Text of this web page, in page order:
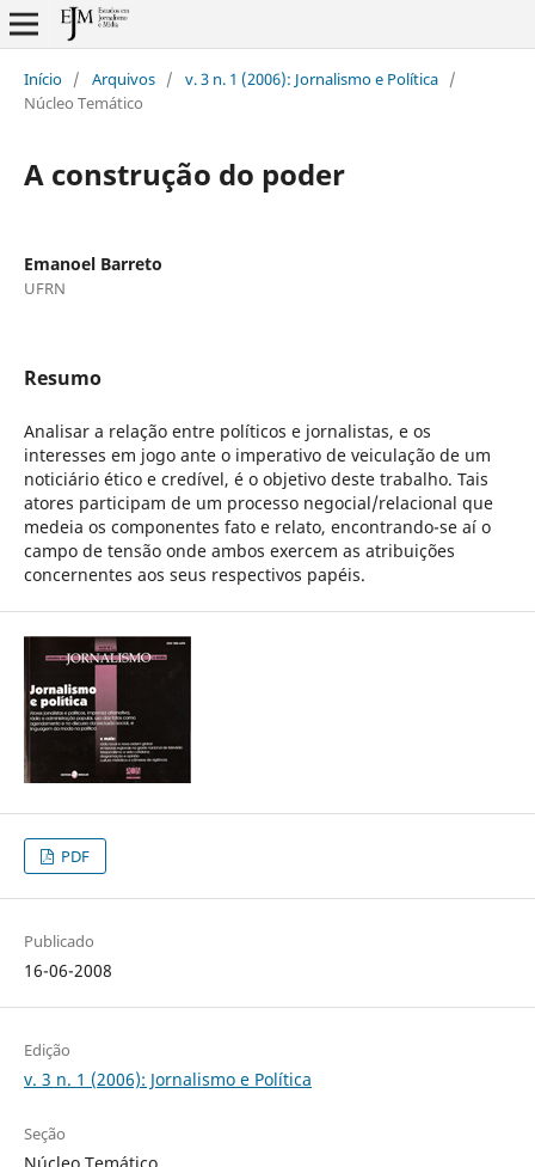
Início / Arquivos / v. 3 n. 1 (2006): Jornalismo e Política /
Núcleo Temático
A construção do poder
Emanoel Barreto
UFRN
Resumo
Analisar a relação entre políticos e jornalistas, e os
interesses em jogo ante o imperativo de veiculação de um
noticiário ético e credível, é o objetivo deste trabalho. Tais
atores participam de um processo negocial/relacional que
medeia os componentes fato e relato, encontrando-se aí o
campo de tensão onde ambos exercem as atribuições
concernentes aos seus respectivos papéis.
PDF
Publicado
16-06-2008
Edição
v. 3 n. 1 (2006): Jornalismo e Política
Seção